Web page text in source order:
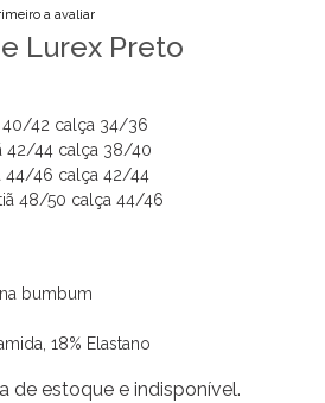
a avaliar
Lurex Preto
40/42 calça 34/36
42/44 calça 38/40
44/46 calça 42/44
48/50 calça 44/46
bumbum
18% Elastano
de estoque e indisponível.